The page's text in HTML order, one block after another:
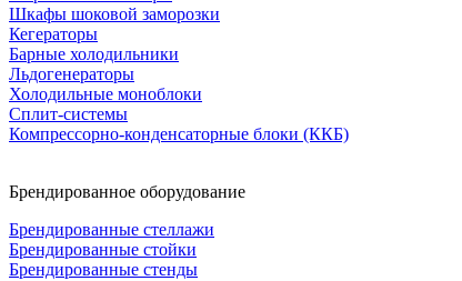
Шкафы шоковой заморозки
Кегераторы
Барные холодильники
Льдогенераторы
Холодильные моноблоки
Сплит-системы
Компрессорно-конденсаторные блоки (ККБ)
Брендированное оборудование
Брендированные стеллажи
Брендированные стойки
Брендированные стенды